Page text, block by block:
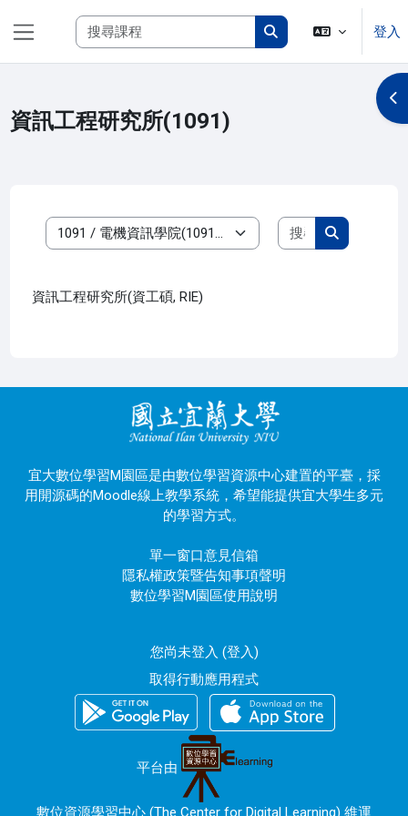
搜尋課程
搜尋課程
登入
資訊工程研究所(1091)
開
課程類別
搜尋課程
搜尋課程
資訊工程研究所(資工碩, RIE)
宜大數位學習M園區是由數位學習資源中心建置的平臺，採
用開源碼的Moodle線上教學系統，希望能提供宜大學生多元
的學習方式。
單一窗口意見信箱
隱私權政策暨告知事項聲明
數位學習M園區使用說明
您尚未登入 (登入)
取得行動應用程式
平台由
數位資源學習中心 (The Center for Digital Learning) 維運